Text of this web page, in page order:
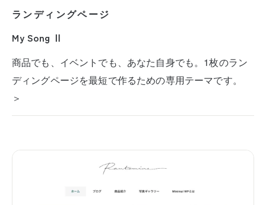
ランディングページ
My Song Ⅱ
商品でも、イベントでも、あなた自身でも。1枚のラン
ディングページを最短で作るための専用テーマです。
＞